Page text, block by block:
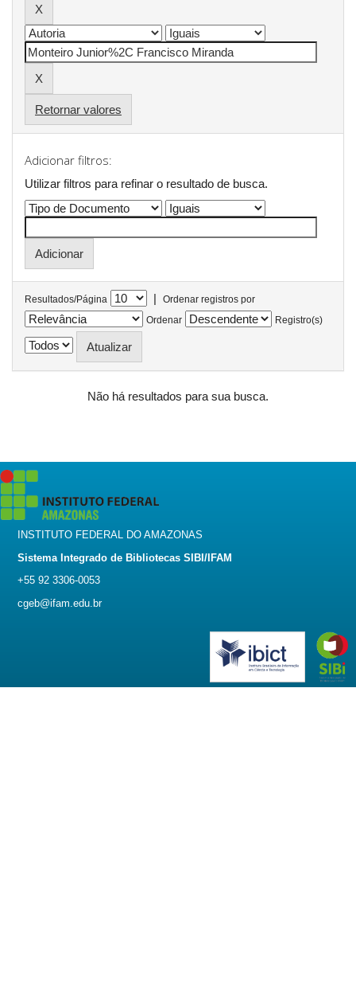
Retornar valores
Adicionar filtros:
Utilizar filtros para refinar o resultado de busca.
Resultados/Página |
Ordenar registros por
Ordenar
Registro(s)
Não há resultados para sua busca.
INSTITUTO FEDERAL DO AMAZONAS
Sistema Integrado de Bibliotecas SIBI/IFAM
+55 92 3306-0053
cgeb@ifam.edu.br